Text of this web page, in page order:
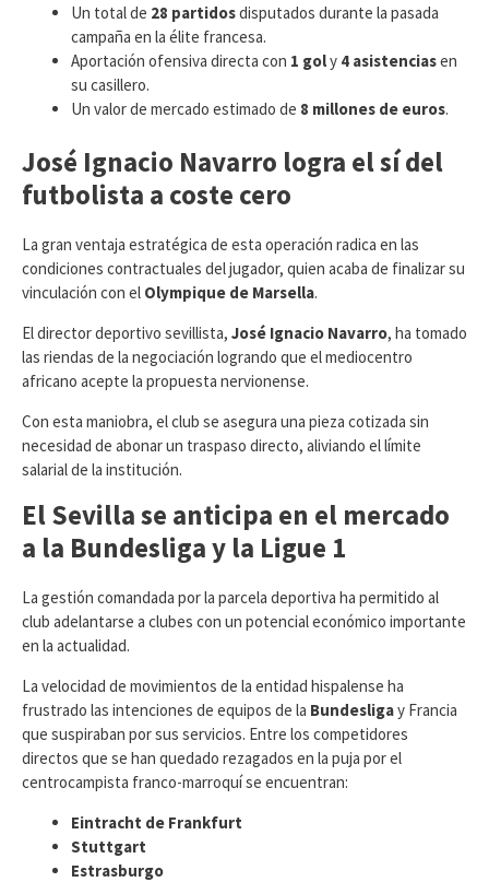
​Un total de 28 partidosdisputados durante la pasada
campaña en la élite francesa.
​Aportación ofensiva directa con 1 goly 4 asistenciasen
su casillero.
​Un valor de mercado estimado de 8 millones de euros.
José Ignacio Navarro logra el sí del
futbolista a coste cero
​La gran ventaja estratégica de esta operación radica en las
condiciones contractuales del jugador, quien acaba de finalizar su
vinculación con el Olympique de Marsella.
El director deportivo sevillista, José Ignacio Navarro, ha tomado
las riendas de la negociación logrando que el mediocentro
africano acepte la propuesta nervionense.
Con esta maniobra, el club se asegura una pieza cotizada sin
necesidad de abonar un traspaso directo, aliviando el límite
salarial de la institución.
El Sevilla se anticipa en el mercado
a la Bundesliga y la Ligue 1
​La gestión comandada por la parcela deportiva ha permitido al
club adelantarse a clubes con un potencial económico importante
en la actualidad.
La velocidad de movimientos de la entidad hispalense ha
frustrado las intenciones de equipos de la Bundesligay Francia
que suspiraban por sus servicios. Entre los competidores
directos que se han quedado rezagados en la puja por el
centrocampista franco-marroquí se encuentran:
Eintracht de Frankfurt
Stuttgart
Estrasburgo